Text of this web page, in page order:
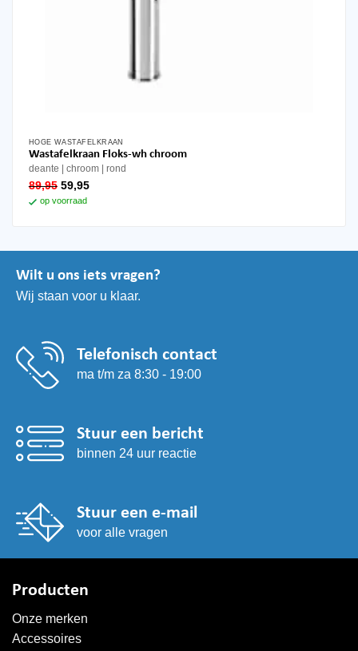
HOGE WASTAFELKRAAN
Wastafelkraan Floks-wh chroom
deante chroom rond
89,95 oorspronkelijke
was:
59,95huidige
op voorraad
Wilt u ons iets vragen?
Wij staan voor u klaar.
Telefonisch contact
ma t/m za 8:30 - 19:00
Stuur een bericht
binnen 24 uur reactie
Stuur een e-mail
voor alle vragen
Producten
Onze merken
Accessoires